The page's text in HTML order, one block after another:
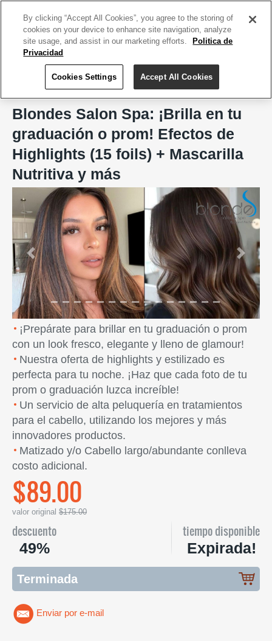
Blondes Salon Spa, San Juan
Blondes Salon Spa: ¡Brilla en tu
graduación o prom! Efectos de
Highlights (15 foils) + Mascarilla
Nutritiva y más
Previous Next
¡Prepárate para brillar en tu graduación o prom
con un look fresco, elegante y lleno de glamour!
Nuestra oferta de highlights y estilizado es
perfecta para tu noche. ¡Haz que cada foto de tu
prom o graduación luzca increíble!
Un servicio de alta peluquería en tratamientos
para el cabello, utilizando los mejores y más
innovadores productos.
Matizado y/o Cabello largo/abundante conlleva
costo adicional.
$89.00
valor original $175.00
descuento
49%
tiempo disponible
Expirada!
Terminada
Enviar por e-mail
By clicking “Accept All Cookies”, you agree to the storing of
cookies on your device to enhance site navigation, analyze
site usage, and assist in our marketing efforts.
Politica de
Privacidad
Cookies Settings Accept All Cookies